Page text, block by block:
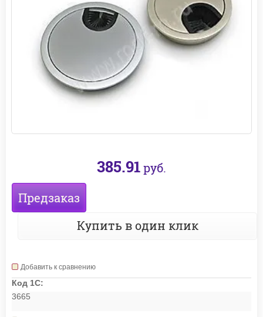
385.91руб.
Предзаказ
Купить в один клик
Добавить к сравнению
Код 1С:
3665